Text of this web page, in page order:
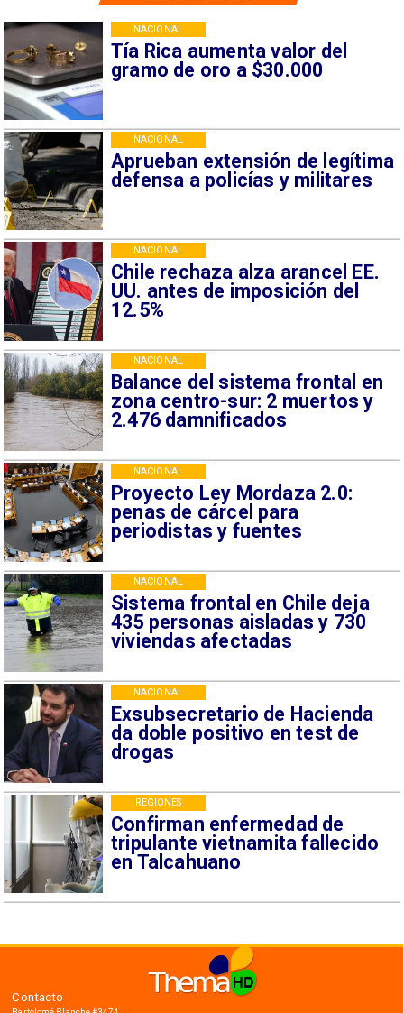
Tía Rica aumenta valor del
gramo de oro a $30.000
NACIONAL
Aprueban extensión de legítima
defensa a policías y militares
NACIONAL
Chile rechaza alza arancel EE.
UU. antes de imposición del
12.5%
NACIONAL
Balance del sistema frontal en
zona centro-sur: 2 muertos y
2.476 damnificados
NACIONAL
Proyecto Ley Mordaza 2.0:
penas de cárcel para
periodistas y fuentes
NACIONAL
Sistema frontal en Chile deja
435 personas aisladas y 730
viviendas afectadas
NACIONAL
Exsubsecretario de Hacienda
da doble positivo en test de
drogas
NACIONAL
Confirman enfermedad de
tripulante vietnamita fallecido
en Talcahuano
REGIONES
Contacto